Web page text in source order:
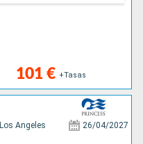
101 € +Tasas
Los Angeles 26/04/2027